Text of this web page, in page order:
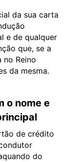
da sua carta
e de qualquer
que, se a
Reino
da mesma.
o nome e
de crédito
do